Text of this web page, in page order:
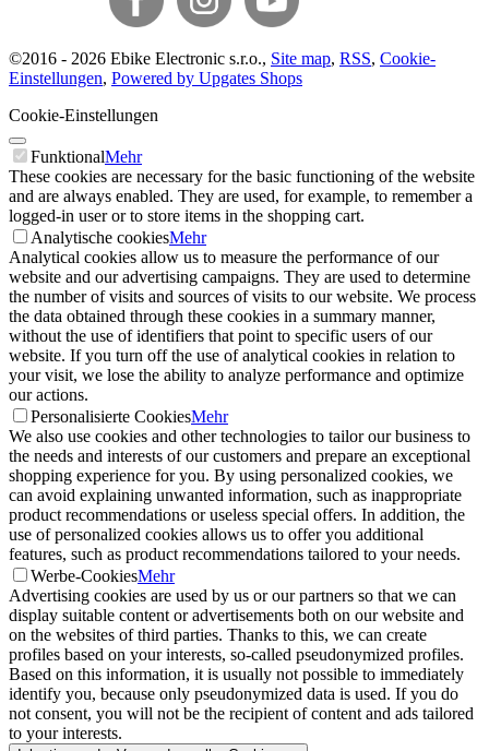
©2016 - 2026 Ebike Electronic s.r.o., Site map, RSS, Cookie-
Einstellungen, Powered by Upgates Shops
Cookie-Einstellungen
FunktionalMehr
These cookies are necessary for the basic functioning of the website
and are always enabled. They are used, for example, to remember a
logged-in user or to store items in the shopping cart.
Analytische cookiesMehr
Analytical cookies allow us to measure the performance of our
website and our advertising campaigns. They are used to determine
the number of visits and sources of visits to our website. We process
the data obtained through these cookies in a summary manner,
without the use of identifiers that point to specific users of our
website. If you turn off the use of analytical cookies in relation to
your visit, we lose the ability to analyze performance and optimize
our actions.
Personalisierte CookiesMehr
We also use cookies and other technologies to tailor our business to
the needs and interests of our customers and prepare an exceptional
shopping experience for you. By using personalized cookies, we
can avoid explaining unwanted information, such as inappropriate
product recommendations or useless special offers. In addition, the
use of personalized cookies allows us to offer you additional
features, such as product recommendations tailored to your needs.
Werbe-CookiesMehr
Advertising cookies are used by us or our partners so that we can
display suitable content or advertisements both on our website and
on the websites of third parties. Thanks to this, we can create
profiles based on your interests, so-called pseudonymized profiles.
Based on this information, it is usually not possible to immediately
identify you, because only pseudonymized data is used. If you do
not consent, you will not be the recipient of content and ads tailored
to your interests.